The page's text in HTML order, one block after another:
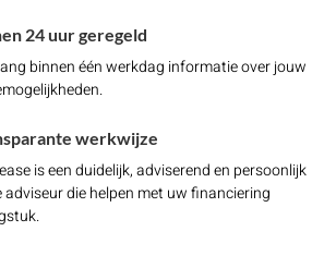
24 uur geregeld
binnen één werkdag informatie over jouw
werkwijze
is een duidelijk, adviserend en persoonlijk
adviseur die helpen met uw financiering